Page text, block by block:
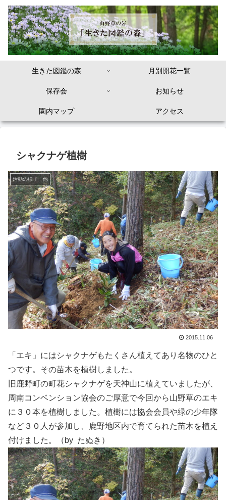
生きた図鑑の森 月別開花一覧
保存会 お知らせ
園内マップ アクセス
シャクナゲ植樹
活動の様子 他
2015.11.06
「エキ」にはシャクナゲもたくさん植えてあり名物のひと
つです。その苗木を植樹しました。
旧鹿野町の町花シャクナゲを天神山に植えていましたが、
周南コンベンション協会のご厚意で今回から山野草のエキ
に３０本を植樹しました。植樹には協会会員や緑の少年隊
など３０人が参加し、鹿野地区内で育てられた苗木を植え
付けました。（by たぬき）